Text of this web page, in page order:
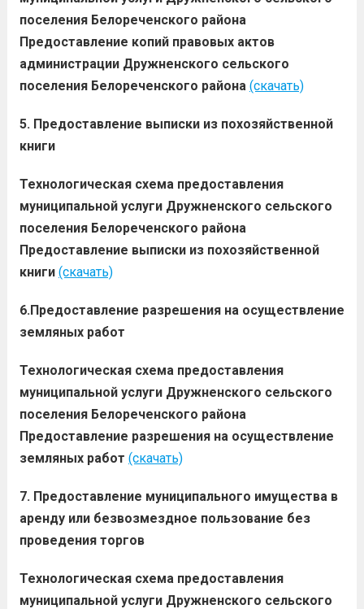
поселения Белореченского района
Предоставление копий правовых актов
администрации Дружненского сельского
поселения Белореченского района (скачать)
5. Предоставление выписки из похозяйственной
книги
Технологическая схема предоставления
муниципальной услуги Дружненского сельского
поселения Белореченского района
Предоставление выписки из похозяйственной
книги (скачать)
6.Предоставление разрешения на осуществление
земляных работ
Технологическая схема предоставления
муниципальной услуги Дружненского сельского
поселения Белореченского района
Предоставление разрешения на осуществление
земляных работ (скачать)
7. Предоставление муниципального имущества в
аренду или безвозмездное пользование без
проведения торгов
Технологическая схема предоставления
муниципальной услуги Дружненского сельского